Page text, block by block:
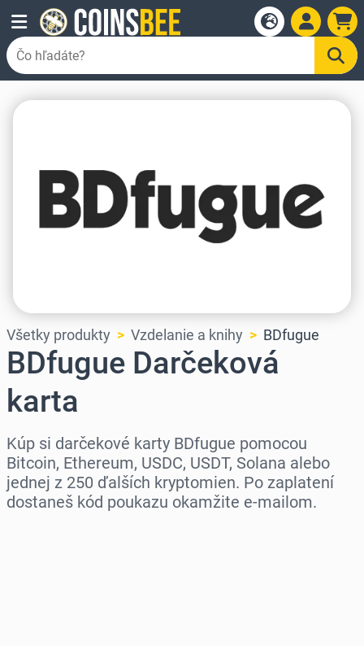
Všetky produkty Vzdelanie a knihy BDfugue
BDfugue Darčeková
karta
Kúp si darčekové karty BDfugue pomocou
Bitcoin, Ethereum, USDC, USDT, Solana alebo
jednej z 250 ďalších kryptomien. Po zaplatení
dostaneš kód poukazu okamžite e-mailom.